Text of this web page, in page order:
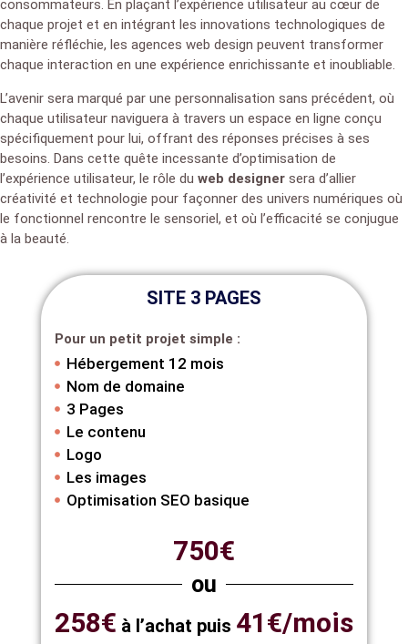
consommateurs. En plaçant l’expérience utilisateur au cœur de
chaque projet et en intégrant les innovations technologiques de
manière réfléchie, les agences web design peuvent transformer
chaque interaction en une expérience enrichissante et inoubliable.
L’avenir sera marqué par une personnalisation sans précédent, où
chaque utilisateur naviguera à travers un espace en ligne conçu
spécifiquement pour lui, offrant des réponses précises à ses
besoins. Dans cette quête incessante d’optimisation de
l’expérience utilisateur, le rôle du web designer sera d’allier
créativité et technologie pour façonner des univers numériques où
le fonctionnel rencontre le sensoriel, et où l’efficacité se conjugue
à la beauté.
SITE 3 PAGES
Pour un petit projet simple :
Hébergement 12 mois
Nom de domaine
3 Pages
Le contenu
Logo
Les images
Optimisation SEO basique
750€
ou
258€ à l’achat puis 41€/mois